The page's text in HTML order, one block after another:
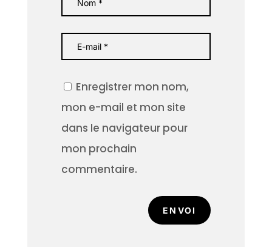
Enregistrer mon nom,
mon e-mail et mon site
dans le navigateur pour
mon prochain
commentaire.
ENVOI